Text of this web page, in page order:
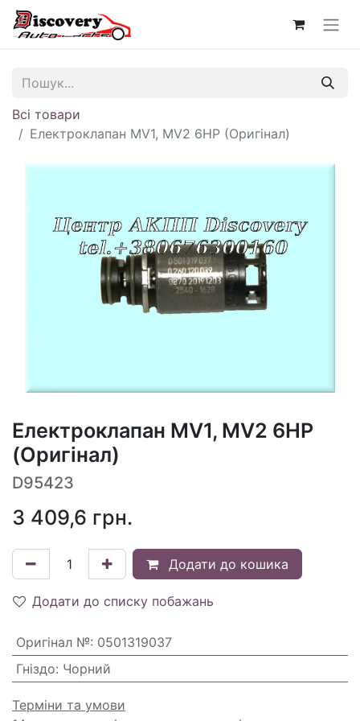
Всі товари
Електроклапан MV1, MV2 6HP (Оригінал)
Електроклапан MV1, MV2 6HP
(Оригінал)
D95423
3 409,6 грн.
Додати до кошика
Додати до списку побажань
Оригінал №: 0501319037
Гніздо: Чорний
Терміни та умови